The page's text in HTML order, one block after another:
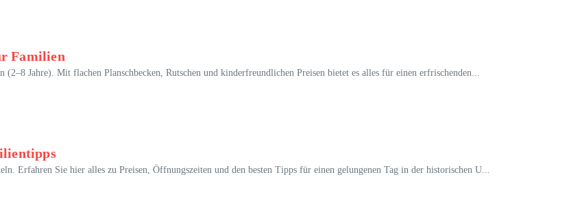
Familien
Jahre). Mit flachen Planschbecken, Rutschen und kinderfreundlichen Preisen bietet es alles für einen erfrischenden...
Erfahren Sie hier alles zu Preisen, Öffnungszeiten und den besten Tipps für einen gelungenen Tag in der historischen U...